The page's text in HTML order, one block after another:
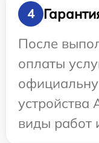
4
После
оплаты
устройства
виды работ